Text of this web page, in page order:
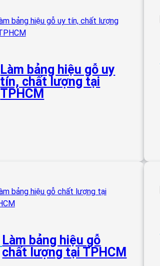
Làm bảng hiệu gỗ uy
tín, chất lượng tại
TPHCM
Làm bảng hiệu gỗ
chất lượng tại TPHCM